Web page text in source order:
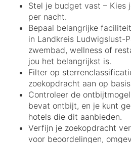
Stel je budget vast – Kies
per nacht.
Bepaal belangrijke
in Landkreis Ludwigslust-
zwembad, wellness of
jou het belangrijkst is.
Filter op
zoekopdracht aan op
Controleer de
bevat ontbijt, en je kunt
hotels die dit aanbieden.
Verfijn je zoekopdracht
voor beoordelingen,